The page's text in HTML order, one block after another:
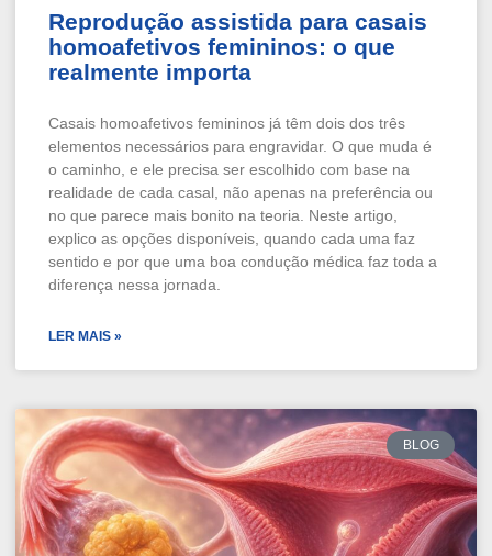
Reprodução assistida para casais
homoafetivos femininos: o que
realmente importa
Casais homoafetivos femininos já têm dois dos três
elementos necessários para engravidar. O que muda é
o caminho, e ele precisa ser escolhido com base na
realidade de cada casal, não apenas na preferência ou
no que parece mais bonito na teoria. Neste artigo,
explico as opções disponíveis, quando cada uma faz
sentido e por que uma boa condução médica faz toda a
diferença nessa jornada.
LER MAIS »
BLOG